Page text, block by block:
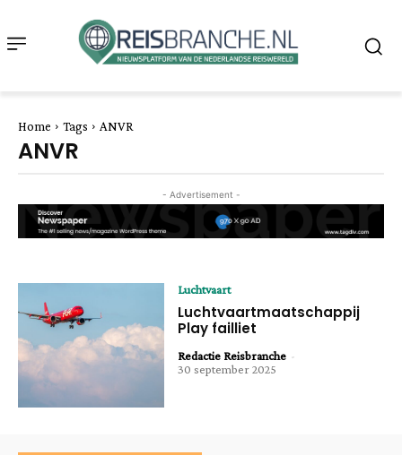
Home Tags ANVR
ANVR
- Advertisement -
Luchtvaart
Luchtvaartmaatschappij
Play failliet
Redactie Reisbranche -
30 september 2025